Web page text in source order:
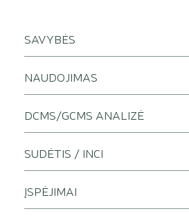
SAVYBĖS
NAUDOJIMAS
DCMS/GCMS ANALIZĖ
SUDĖTIS / INCI
ĮSPĖJIMAI